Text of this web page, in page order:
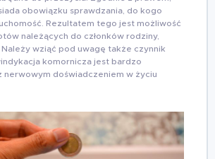
obowiązku sprawdzania, do kogo
Rezultatem tego jest możliwość
należących do członków rodziny,
wziąć pod uwagę także czynnik
komornicza jest bardzo
nerwowym doświadczeniem w życiu